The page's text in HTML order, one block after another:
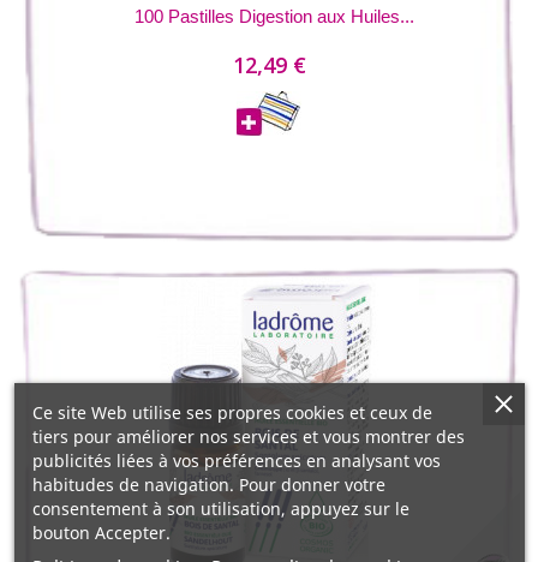
100 Pastilles Digestion aux Huiles...
12,49 €
Ce site Web utilise ses propres cookies et ceux de
tiers pour améliorer nos services et vous montrer des
publicités liées à vos préférences en analysant vos
habitudes de navigation. Pour donner votre
consentement à son utilisation, appuyez sur le
bouton Accepter.